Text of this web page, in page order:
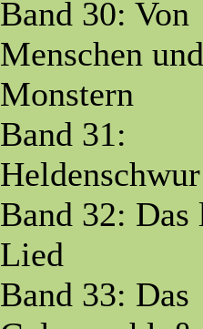
Band 30: Von
Menschen und
Monstern
Band 31:
Heldenschwur
Band 32: Das
Lied
Band 33: Das